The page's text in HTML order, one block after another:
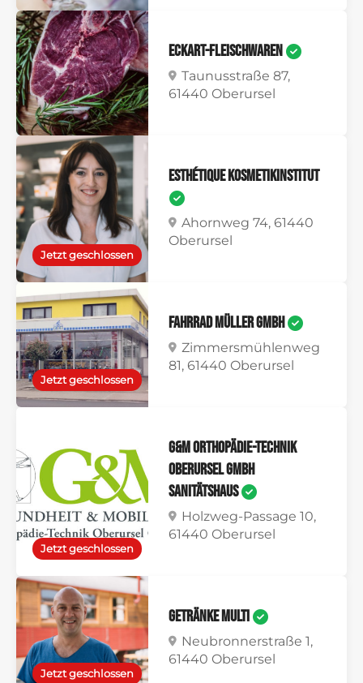
Eckart-Fleischwaren
Taunusstraße 87,
61440 Oberursel
Jetzt geschlossen
Esthétique Kosmetikinstitut
Ahornweg 74, 61440
Oberursel
Jetzt geschlossen
Fahrrad Müller GmbH
Zimmersmühlenweg
81, 61440 Oberursel
Jetzt geschlossen
G&M Orthopädie-Technik
Oberursel GmbH
Sanitätshaus
Holzweg-Passage 10,
61440 Oberursel
Jetzt geschlossen
Getränke Multi
Neubronnerstraße 1,
61440 Oberursel